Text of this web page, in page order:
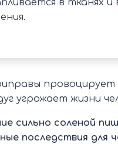
в тканях
провоцирует
угрожает жизни
сильно соленой
последствия для